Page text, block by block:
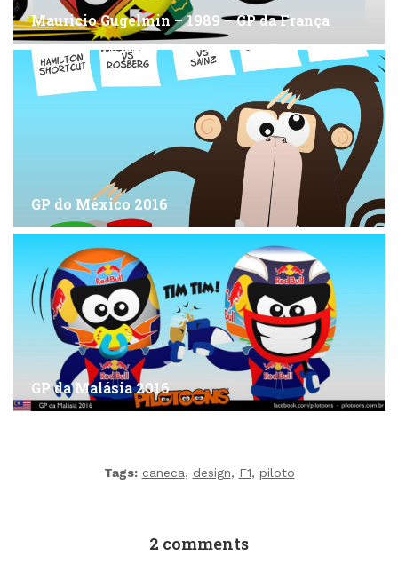
Mauricio Gugelmin – 1989 – GP da França
GP do México 2016
GP da Malásia 2016
Tags: caneca, design, F1, piloto
2 comments